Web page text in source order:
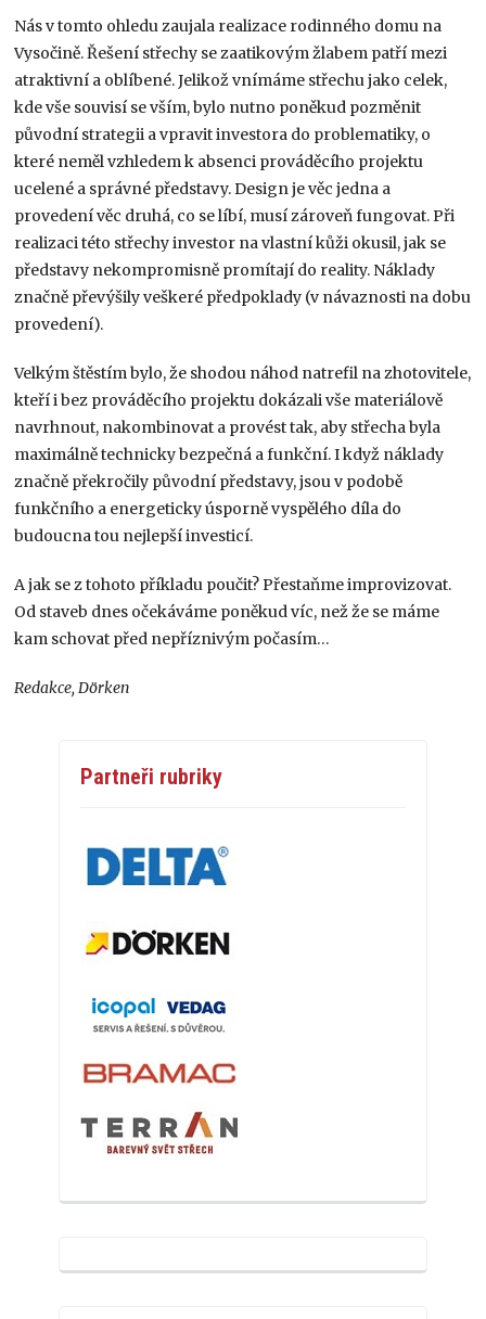
Nás v tomto ohledu zaujala realizace rodinného domu na
Vysočině. Řešení střechy se zaatikovým žlabem patří mezi
atraktivní a oblíbené. Jelikož vnímáme střechu jako celek,
kde vše souvisí se vším, bylo nutno poněkud pozměnit
původní strategii a vpravit investora do problematiky, o
které neměl vzhledem k absenci prováděcího projektu
ucelené a správné představy. Design je věc jedna a
provedení věc druhá, co se líbí, musí zároveň fungovat. Při
realizaci této střechy investor na vlastní kůži okusil, jak se
představy nekompromisně promítají do reality. Náklady
značně převýšily veškeré předpoklady (v návaznosti na dobu
provedení).
Velkým štěstím bylo, že shodou náhod natrefil na zhotovitele,
kteří i bez prováděcího projektu dokázali vše materiálově
navrhnout, nakombinovat a provést tak, aby střecha byla
maximálně technicky bezpečná a funkční. I když náklady
značně překročily původní představy, jsou v podobě
funkčního a energeticky úsporně vyspělého díla do
budoucna tou nejlepší investicí.
A jak se z tohoto příkladu poučit? Přestaňme improvizovat.
Od staveb dnes očekáváme poněkud víc, než že se máme
kam schovat před nepříznivým počasím…
Redakce, Dörken
Partneři rubriky